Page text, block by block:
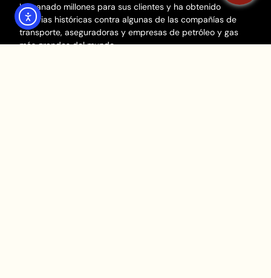
ha ganado millones para sus clientes y ha obtenido
victorias históricas contra algunas de las compañías de
transporte, aseguradoras y empresas de petróleo y gas
más grandes del mundo.